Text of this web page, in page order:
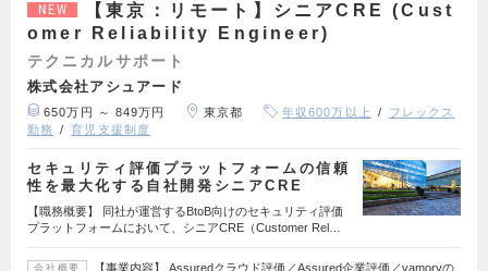
NEW
【東京：リモート】シニアCRE (Cust
omer Reliability Engineer)
テクニカルサポート
株式会社アシュアード
650万円 ～ 849万円 東京都 年収600万以上
フレックス
勤務
育児支援制度
セキュリティ評価プラットフォームの信頼
性を最大化する自社開発シニアCRE
【職務概要】 同社が運営するBtoB向けのセキュリティ評価
プラットフォームにおいて、シニアCRE（Customer Rel…
会社概要
【事業内容】 Assuredクラウド評価／Assured企業評価／yamoryの